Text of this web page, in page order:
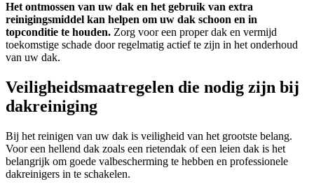
Het ontmossen van uw dak en het gebruik van extra
reinigingsmiddel kan helpen om uw dak schoon en in
topconditie te houden. Zorg voor een proper dak en vermijd
toekomstige schade door regelmatig actief te zijn in het onderhoud
van uw dak.
Veiligheidsmaatregelen die nodig zijn bij
dakreiniging
Bij het reinigen van uw dak is veiligheid van het grootste belang.
Voor een hellend dak zoals een rietendak of een leien dak is het
belangrijk om goede valbescherming te hebben en professionele
dakreinigers in te schakelen.